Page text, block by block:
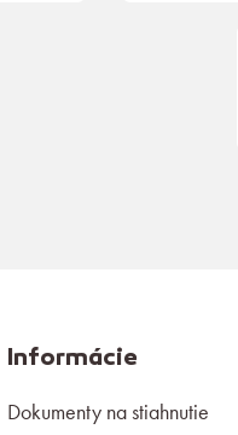
Informácie
Dokumenty na stiahnutie